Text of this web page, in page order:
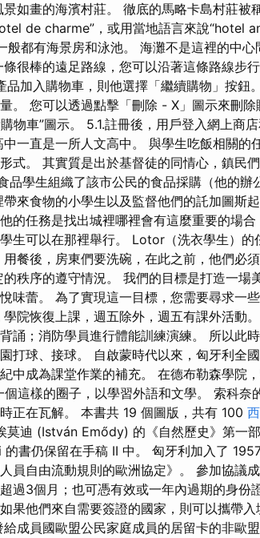
如畫的海濱村莊。 徹底的馬略卡島村莊被
de charme”，或用當地語言來說“hotel
都有海景房和泳池。 海灘不是這裡的中心
很棒的遠足路線，您可以沿著這條路線步
加入購物車，則他選擇「繼續購物」按鈕
。 您可以透過點擊「刪除 - X」圖示來刪除
物車”圖示。 5.1.註冊後，用戶登入網上商
一直是一所人文高中。 與學生吃飯相關的
式。 其實質是出於基督徒的同情心，鎮民
學生組織了該市公民的食品採購（他的辦
來食物的小學生以及監督他們的託加圖斯起
的任務是找出城裡哪裡會有這麼重要的場合
生可以在那裡舉行。 Lotor（洗衣學生）的
餐後，房東們要洗碗，在此之前，他們必
秩序的遵守情況。 我們的目標是打造一場
味蕾。 為了實現這一目標，您需要尋求一
院恢復上課，週五除外，週五有課外活動
誦；消防學員進行體能訓練演練。 所以此
打球、接球。 自啟蒙時代以來，匈牙利全
中成為課堂作業的補充。 在德布勒森學院
這樣的圈子，以學習外語和文學。 索科奈
正在瓦解。 本書共 19 個圖版，共有 100
莫迪 (István Emődy) 的《自然歷史》第一
書仍保留在手稿 II 中。 匈牙利加入了
員自由流動規則的歐洲協定》。 參加協議
過3個月；也可憑有效或一年內過期的身份
果他們來自需要簽證的國家，則可以攜帶
成員國歐盟公民家庭成員的居留卡的非歐